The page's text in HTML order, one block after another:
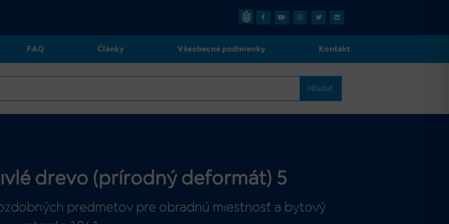
FAQ Články Všeobecné podmienky Kontakt
Hľadať
drevo (prírodný deformát) 5
predmetov pre obradnú miestnosť a bytový